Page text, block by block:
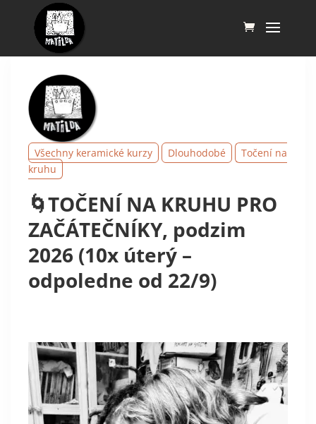
Všechny keramické kurzy Dlouhodobé
Točení na
kruhu
🌀TOČENÍ NA KRUHU PRO
ZAČÁTEČNÍKY, podzim
2026 (10x úterý –
odpoledne od 22/9)